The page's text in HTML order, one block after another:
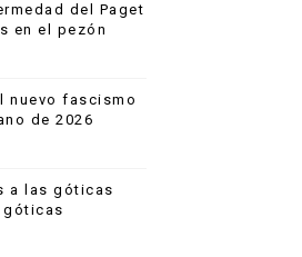
del Paget
en el pezón
nuevo fascismo
de 2026
a las góticas
góticas